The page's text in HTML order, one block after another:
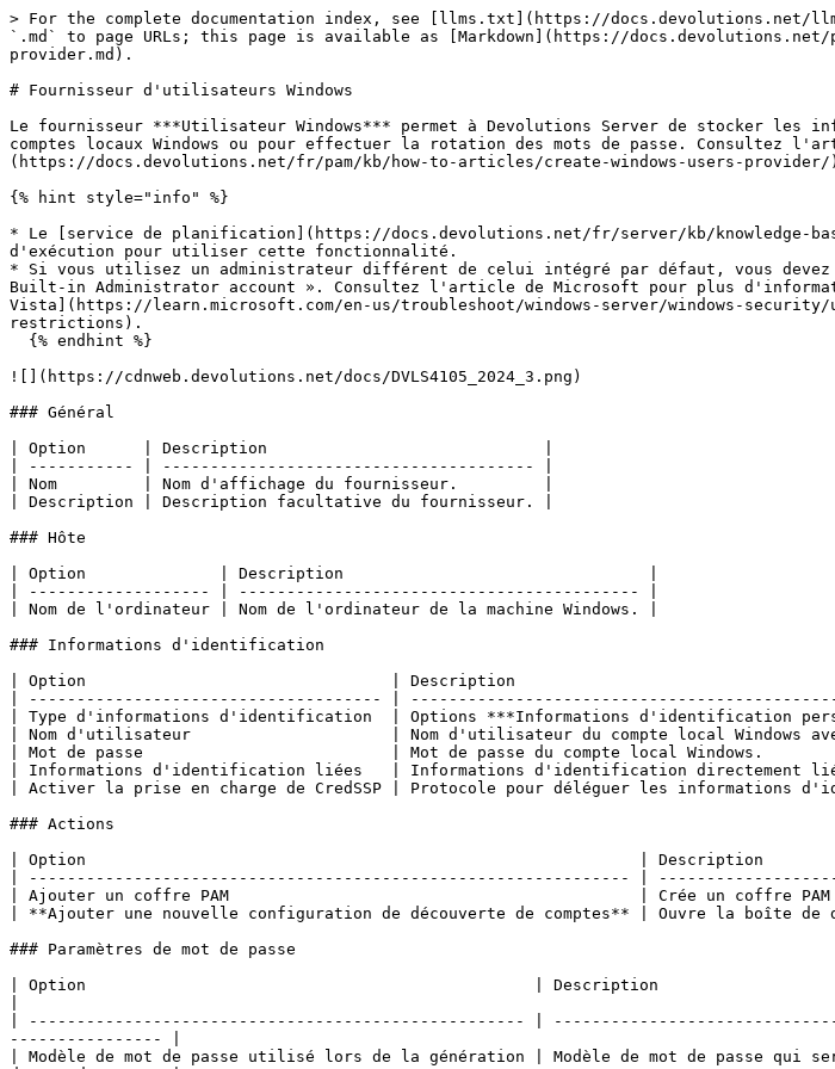
> For the complete documentation index, see [llms.txt](https://docs.devolutions.net/
`.md` to page URLs; this page is available as [Markdown](https://docs.devolutions.net/
provider.md).
# Fournisseur d'utilisateurs Windows
Le fournisseur ***Utilisateur Windows*** permet à Devolutions Server de stocker les
comptes locaux Windows ou pour effectuer la rotation des mots de passe. Consultez
(https://docs.devolutions.net/fr/pam/kb/how-to-articles/create-windows-users-
{% hint style="info" %}
* Le [service de planification](https://docs.devolutions.net/fr/server/kb/knowledge-
d'exécution pour utiliser cette fonctionnalité.
* Si vous utilisez un administrateur différent de celui intégré par défaut, vous devez
Built-in Administrator account ». Consultez l'article de Microsoft pour plus
Vista](https://learn.microsoft.com/en-us/troubleshoot/windows-server/windows-
restrictions).
![](https://cdnweb.devolutions.net/docs/DVLS4105_2024_3.png)
### Général
| Option      | Description                             |
| ----------- | --------------------------------------- |
| Nom         | Nom d'affichage du fournisseur.         |
| Description | Description facultative du fournisseur. |
### Hôte
| Option              | Description                                |
| ------------------- | ------------------------------------------ |
| Nom de l'ordinateur | Nom de l'ordinateur de la machine Windows. |
### Informations d'identification
| Option                                | Description
| ------------------------------------- |
| Type d'informations d'identification  | Options ***Informations d'identification
| Nom d'utilisateur                     | Nom d'utilisateur du compte local
| Mot de passe                          | Mot de passe du compte local
| Informations d'identification liées   | Informations d'identification
| Activer la prise en charge de CredSSP | Protocole pour déléguer les
### Actions
| Option                                                          |
| --------------------------------------------------------------- |
| Ajouter un coffre PAM                                           | Crée un coffre
| **Ajouter une nouvelle configuration de découverte de comptes** | Ouvre la boîte
### Paramètres de mot de passe
| Option                                               | Description
| ---------------------------------------------------- |
---------------- |
| Modèle de mot de passe utilisé lors de la génération | Modèle de mot de passe